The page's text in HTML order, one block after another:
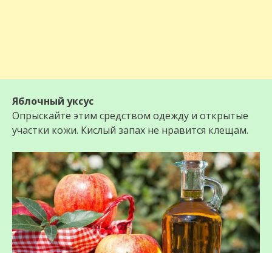
Яблочный уксус
Опрыскайте этим средством одежду и открытые
участки кожи. Кислый запах не нравится клещам.